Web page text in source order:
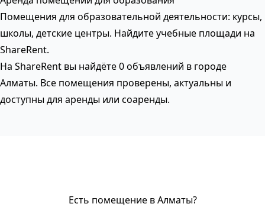
Помещения для образовательной деятельности: курсы,
школы, детские центры. Найдите учебные площади на
ShareRent.
На ShareRent вы найдёте 0 объявлений в городе
Алматы. Все помещения проверены, актуальны и
доступны для аренды или соаренды.
Есть помещение в Алматы?